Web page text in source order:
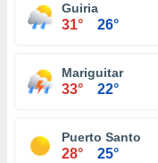
Guiria
31° 26°
Mariguitar
33° 22°
Puerto Santo
28° 25°